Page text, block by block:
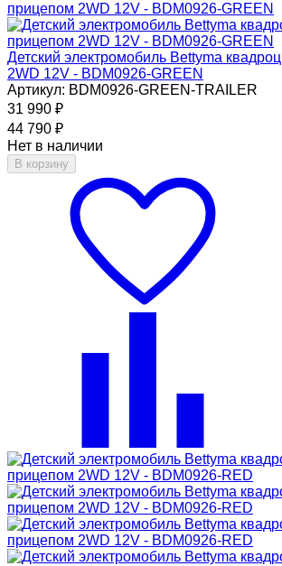
Детский электромобиль Bettyma
2WD 12V - BDM0926-GREEN
Артикул: BDM0926-GREEN-TRAILER
31 990 ₽
44 790 ₽
Нет в наличии
В корзину